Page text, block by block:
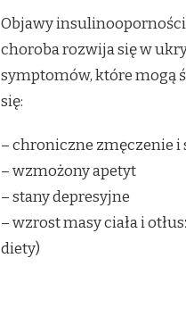
Objawy insulinooporności
choroba rozwija się w
symptomów, które mogą
się:
– chroniczne zmęczenie i
– wzmożony apetyt
– stany depresyjne
– wzrost masy ciała i
diety)